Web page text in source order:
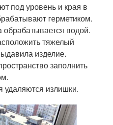
под уровень и края в
герметиком.
обрабатывается водой.
тяжелый
изделие.
заполнить
удаляются излишки.